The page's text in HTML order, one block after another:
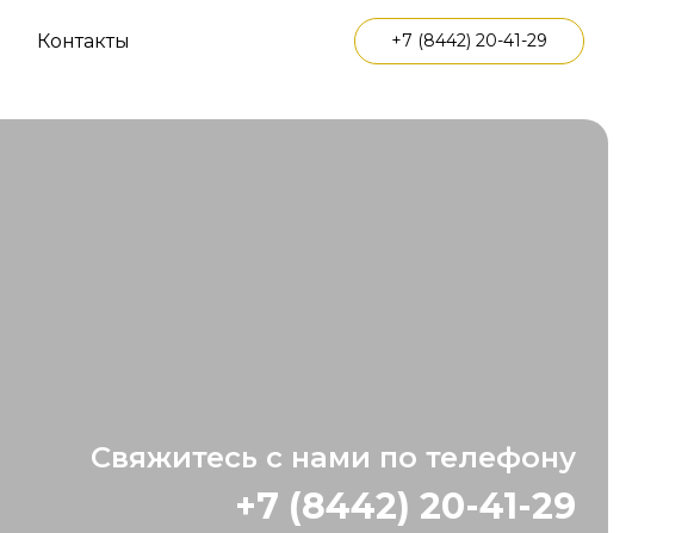
Контакты +7 (8442) 20-41-29
Свяжитесь с нами по телефону
+7 (8442) 20-41-29